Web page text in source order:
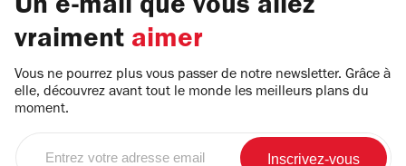
Un e-mail que vous allez
vraiment aimer
Vous ne pourrez plus vous passer de notre newsletter. Grâce à
elle, découvrez avant tout le monde les meilleurs plans du
moment.